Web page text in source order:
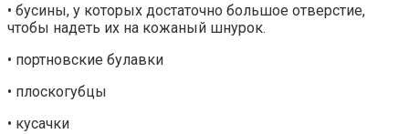
• бусины, у которых достаточно большое отверстие,
чтобы надеть их на кожаный шнурок.
• портновские булавки
• плоскогубцы
• кусачки